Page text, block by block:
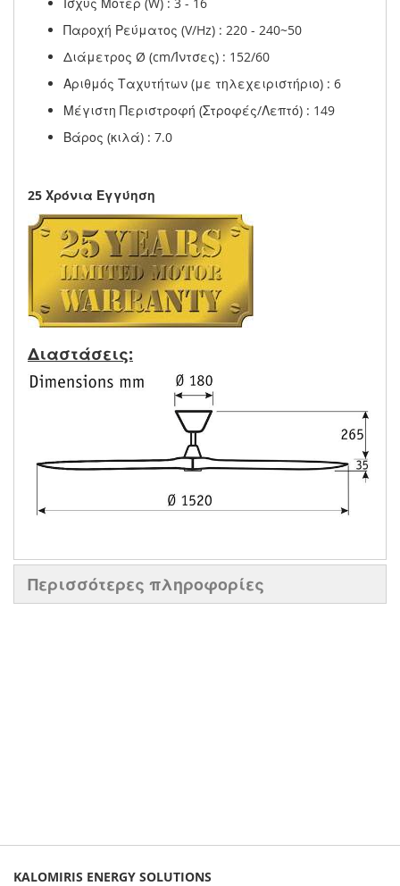
Παροχή Ρεύματος (V/Hz) : 220 - 240~50
Διάμετρος Ø (cm/Ίντσες) : 152/60
Αριθμός Ταχυτήτων (με τηλεχειριστήριο) : 6
Μέγιστη Περιστροφή (Στροφές/Λεπτό) : 149
Βάρος (κιλά) : 7.0
25 Χρόνια Εγγύηση
Διαστάσεις:
Περισσότερες πληροφορίες
KALOMIRIS ENERGY SOLUTIONS